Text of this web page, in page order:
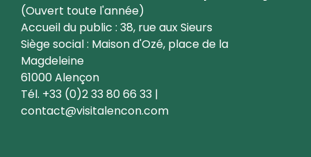
(Ouvert toute l'année)
Accueil du public : 38, rue aux Sieurs
Siège social : Maison d'Ozé, place de la
Magdeleine
61000 Alençon
Tél. +33 (0)2 33 80 66 33 |
contact@visitalencon.com